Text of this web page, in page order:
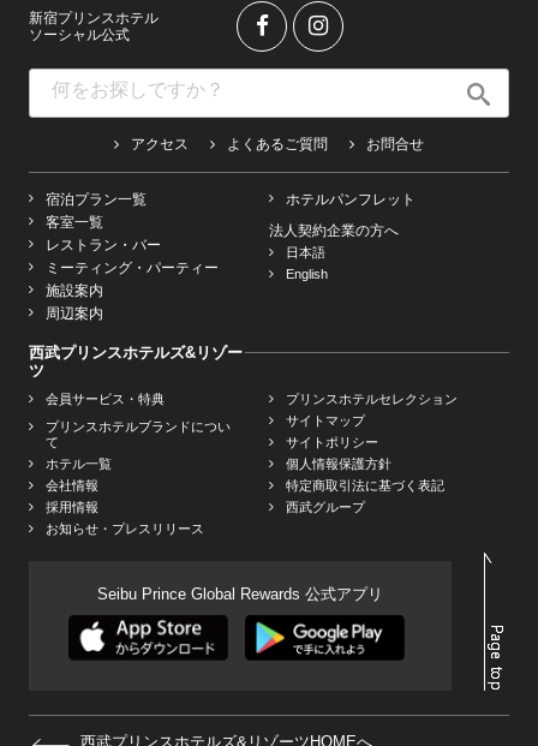
新宿プリンスホテル
ソーシャル公式
アクセス よくあるご質問 お問合せ
宿泊プラン一覧
客室一覧
レストラン・バー
ミーティング・パーティー
施設案内
周辺案内
ホテルパンフレット
法人契約企業の方へ
日本語
English
西武プリンスホテルズ&リゾー
ツ
会員サービス・特典
プリンスホテルブランドについ
て
ホテル一覧
会社情報
採用情報
お知らせ・プレスリリース
プリンスホテルセレクション
サイトマップ
サイトポリシー
個人情報保護方針
特定商取引法に基づく表記
西武グループ
Seibu Prince Global Rewards 公式アプリ
西武プリンスホテルズ&リゾーツHOMEへ